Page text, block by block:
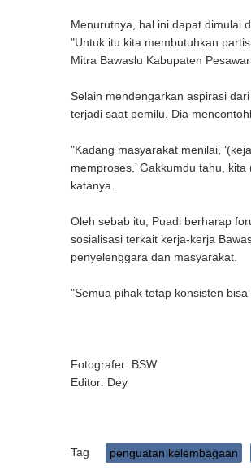
Menurutnya, hal ini dapat dimulai
"Untuk itu kita membutuhkan
Mitra Bawaslu Kabupaten
Selain mendengarkan aspirasi
terjadi saat pemilu. Dia
"Kadang masyarakat menilai,
memproses.’ Gakkumdu tahu,
katanya.
Oleh sebab itu, Puadi berharap
sosialisasi terkait kerja-kerja
penyelenggara dan masyarakat.
"Semua pihak tetap konsisten
Fotografer: BSW
Editor: Dey
Tag penguatan kelembagaan